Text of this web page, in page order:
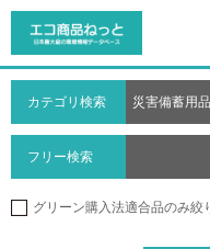
カテゴリ検索
フリー検索
グリーン購入法適合品のみ絞